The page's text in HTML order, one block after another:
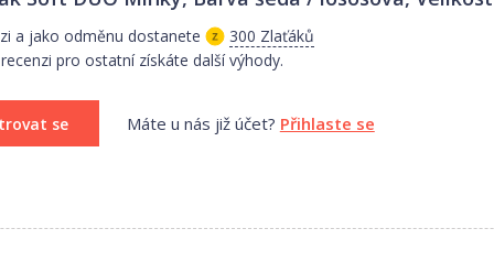
a jako odměnu dostanete
300 Zlaťáků
pro ostatní získáte další výhody.
se Máte u nás již účet? Přihlaste se